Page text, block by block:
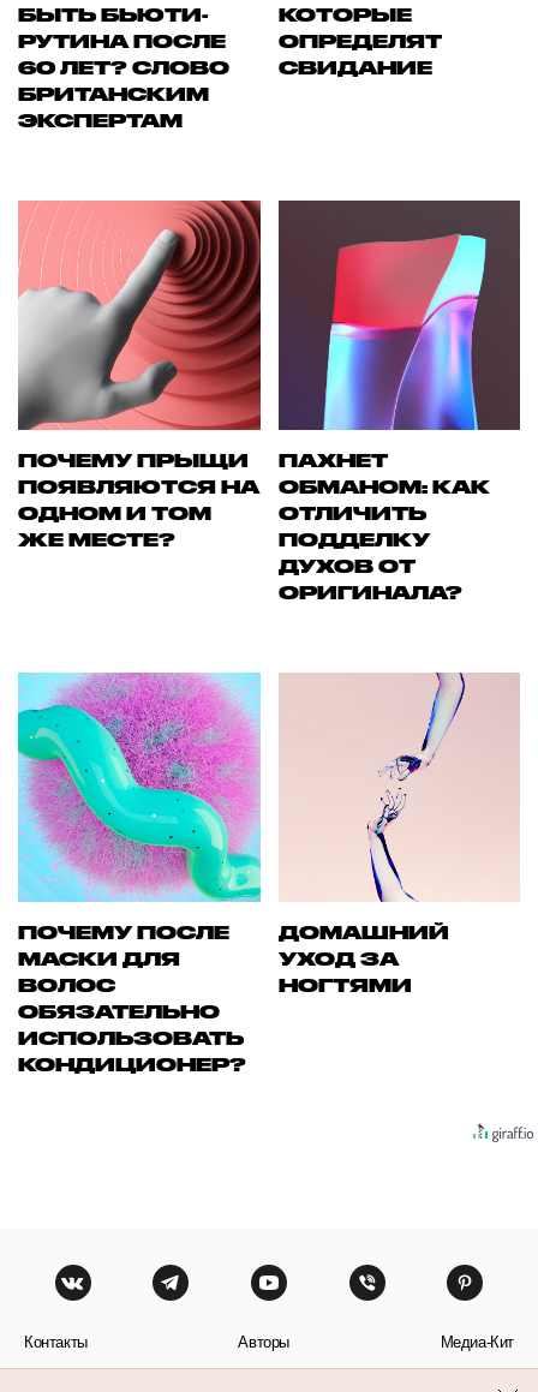
БЫТЬ БЬЮТИ-
РУТИНА ПОСЛЕ
60 ЛЕТ? СЛОВО
БРИТАНСКИМ
ЭКСПЕРТАМ
КОТОРЫЕ
ОПРЕДЕЛЯТ
СВИДАНИЕ
ПОЧЕМУ ПРЫЩИ
ПОЯВЛЯЮТСЯ НА
ОДНОМ И ТОМ
ЖЕ МЕСТЕ?
ПАХНЕТ
ОБМАНОМ: КАК
ОТЛИЧИТЬ
ПОДДЕЛКУ
ДУХОВ ОТ
ОРИГИНАЛА?
ПОЧЕМУ ПОСЛЕ
МАСКИ ДЛЯ
ВОЛОС
ОБЯЗАТЕЛЬНО
ИСПОЛЬЗОВАТЬ
КОНДИЦИОНЕР?
ДОМАШНИЙ
УХОД ЗА
НОГТЯМИ
Контакты Авторы Медиа-Кит